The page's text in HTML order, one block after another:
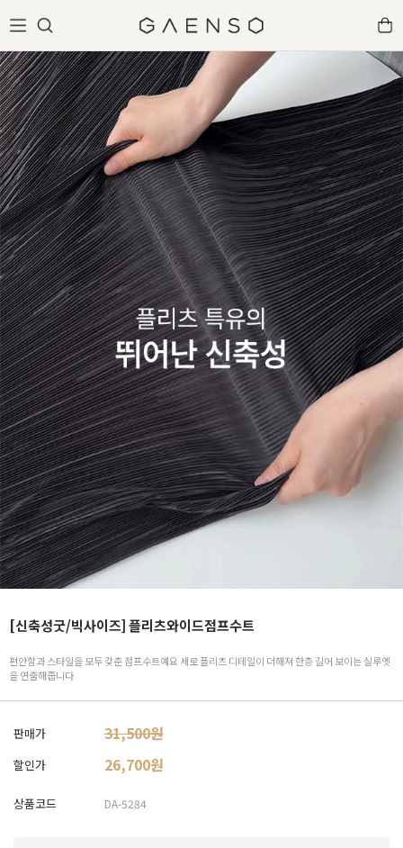
[신축성굿/빅사이즈] 플리츠와이드점프수트
편안함과 스타일을 모두 갖춘 점프수트예요 세로 플리츠 디테일이 더해져 한층 길어 보이는 실루엣
을 연출해줍니다
판매가 31,500원
할인가 26,700원
상품코드 DA-5284